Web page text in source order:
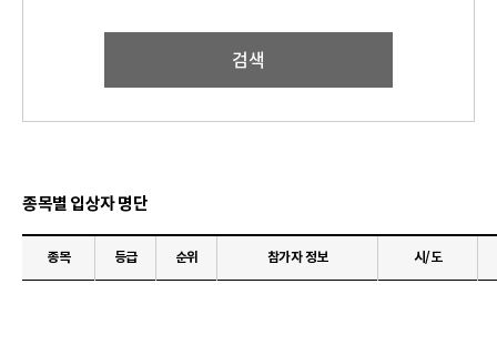
검색
종목별 입상자 명단
종목 등급 순위 참가자 정보 시/도